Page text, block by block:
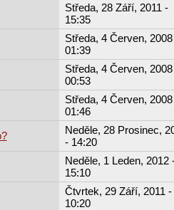
Středa, 28 Září, 2011 -
15:35
Středa, 4 Červen,
01:39
Středa, 4 Červen,
00:53
Středa, 4 Červen,
01:46
Neděle, 28 Prosinec,
- 14:20
Neděle, 1 Leden, 2012
15:10
Čtvrtek, 29 Září, 2011 -
10:20